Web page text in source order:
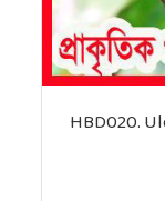
HBD020.